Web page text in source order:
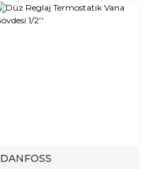
DANFOSS